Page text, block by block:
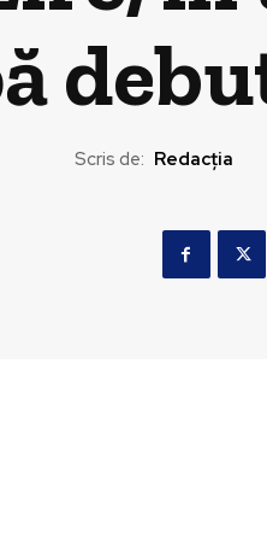
Scris de: Redacția